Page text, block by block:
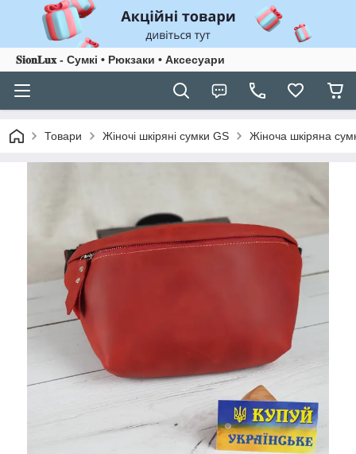
𝐒𝐢𝐨𝐧𝐋𝐮𝐱 - Сумкі • Рюкзаки • Аксесуари
Товари Жіночі шкіряні сумки GS Жіноча шкіряна